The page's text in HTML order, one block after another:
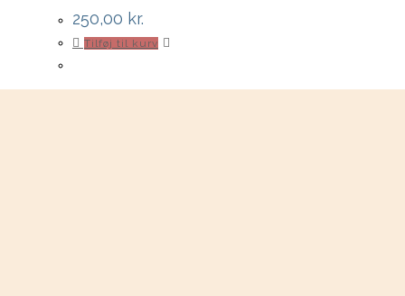
250,00 kr.
Tilføj til kurv